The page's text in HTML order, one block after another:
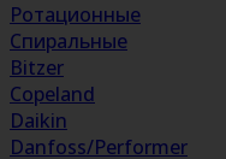
Ротационные
Спиральные
Bitzer
Copeland
Daikin
Danfoss/Performer